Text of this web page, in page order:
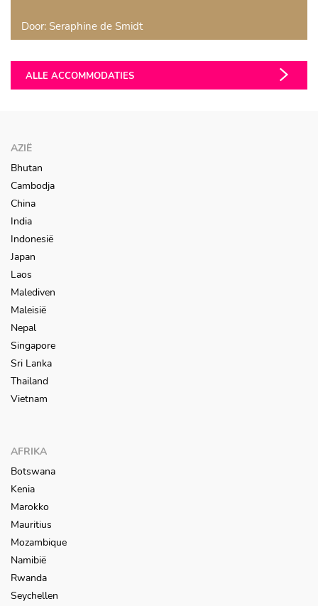
Door: Seraphine de Smidt
ALLE ACCOMMODATIES
AZIË
Bhutan
Cambodja
China
India
Indonesië
Japan
Laos
Malediven
Maleisië
Nepal
Singapore
Sri Lanka
Thailand
Vietnam
AFRIKA
Botswana
Kenia
Marokko
Mauritius
Mozambique
Namibië
Rwanda
Seychellen